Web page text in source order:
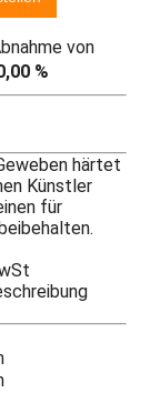
von
%
härtet
Künstler
für